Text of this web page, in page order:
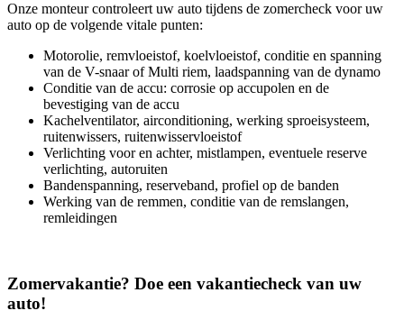
Onze monteur controleert uw auto tijdens de zomercheck voor uw
auto op de volgende vitale punten:
Motorolie, remvloeistof, koelvloeistof, conditie en spanning
van de V-snaar of Multi riem, laadspanning van de dynamo
Conditie van de accu: corrosie op accupolen en de
bevestiging van de accu
Kachelventilator, airconditioning, werking sproeisysteem,
ruitenwissers, ruitenwisservloeistof
Verlichting voor en achter, mistlampen, eventuele reserve
verlichting, autoruiten
Bandenspanning, reserveband, profiel op de banden
Werking van de remmen, conditie van de remslangen,
remleidingen
Zomervakantie? Doe een vakantiecheck van uw
auto!